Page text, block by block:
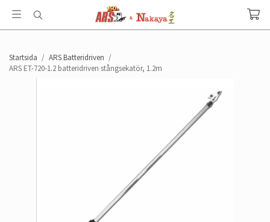
Startsida / ARS Batteridriven /
ARS ET-720-1.2 batteridriven stångsekatör, 1.2m